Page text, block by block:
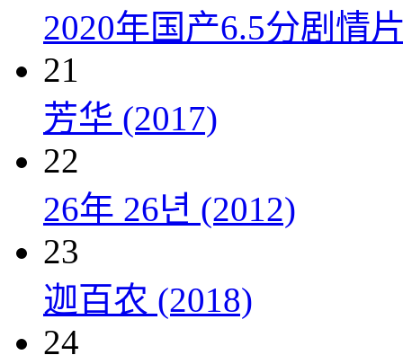
2020年国产6.5分剧情
21
芳华 (2017)
22
26年 26년 (2012)
23
迦百农 (2018)
24